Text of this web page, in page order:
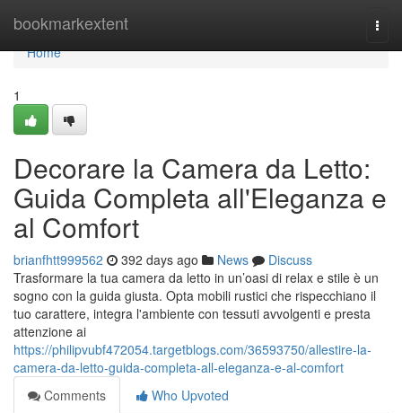
bookmarkextent
Home
Home
1
Decorare la Camera da Letto:
Guida Completa all'Eleganza e
al Comfort
brianfhtt999562 392 days ago News
Discuss
Trasformare la tua camera da letto in un’oasi di relax e stile è un
sogno con la guida giusta. Opta mobili rustici che rispecchiano il
tuo carattere, integra l'ambiente con tessuti avvolgenti e presta
attenzione ai
https://philipvubf472054.targetblogs.com/36593750/allestire-la-
camera-da-letto-guida-completa-all-eleganza-e-al-comfort
Comments
Who Upvoted